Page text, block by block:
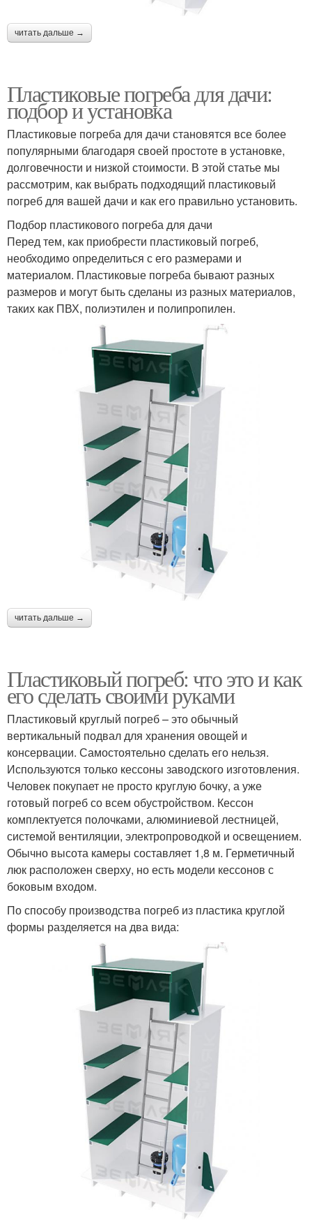
читать дальше →
Пластиковые погреба для дачи:
подбор и установка
Пластиковые погреба для дачи становятся все более
популярными благодаря своей простоте в установке,
долговечности и низкой стоимости. В этой статье мы
рассмотрим, как выбрать подходящий пластиковый
погреб для вашей дачи и как его правильно установить.
Подбор пластикового погреба для дачи
Перед тем, как приобрести пластиковый погреб,
необходимо определиться с его размерами и
материалом. Пластиковые погреба бывают разных
размеров и могут быть сделаны из разных материалов,
таких как ПВХ, полиэтилен и полипропилен.
читать дальше →
Пластиковый погреб: что это и как
его сделать своими руками
Пластиковый круглый погреб – это обычный
вертикальный подвал для хранения овощей и
консервации. Самостоятельно сделать его нельзя.
Используются только кессоны заводского изготовления.
Человек покупает не просто круглую бочку, а уже
готовый погреб со всем обустройством. Кессон
комплектуется полочками, алюминиевой лестницей,
системой вентиляции, электропроводкой и освещением.
Обычно высота камеры составляет 1,8 м. Герметичный
люк расположен сверху, но есть модели кессонов с
боковым входом.
По способу производства погреб из пластика круглой
формы разделяется на два вида: